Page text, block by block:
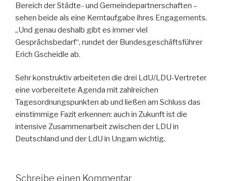
Bereich der Städte- und Gemeindepartnerschaften –
sehen beide als eine Kerntaufgabe ihres Engagements.
„Und genau deshalb gibt es immer viel
Gesprächsbedarf“, rundet der Bundesgeschäftsführer
Erich Gscheidle ab.
Sehr konstruktiv arbeiteten die drei LdU/LDU-Vertreter
eine vorbereitete Agenda mit zahlreichen
Tagesordnungspunkten ab und ließen am Schluss das
einstimmige Fazit erkennen: auch in Zukunft ist die
intensive Zusammenarbeit zwischen der LDU in
Deutschland und der LdU in Ungarn wichtig.
Schreibe einen Kommentar